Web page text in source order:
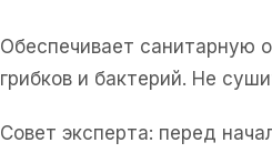
Обеспечивает санитарную
грибков и бактерий. Не
Совет эксперта: перед